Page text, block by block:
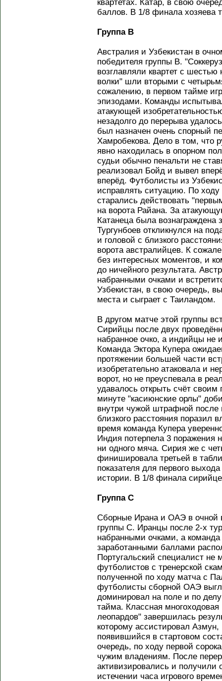
квартетах. Катар, в свою
баллов. В 1/8 финала хозяева
Группа B
Австралия и Узбекистан в
победителя группы B.
возглавляли квартет с
волки" шли вторыми с
сожалению, в первом тайме
эпизодами. Команды
атакующей
незадолго до перерыва
был назначен очень спорный
Хамробекова. Дело в том, что
явно находилась в опорном
судьи обычно пенальти не
реализовал Бойд и вывел
вперёд. Футболисты из
исправлять ситуацию. По
старались действовать
на ворота Райана. За
Катанеца была
Тургунбоев откликнулся на
и головой с близкого
ворота австралийцев. К
без интересных моментов, и
до ничейного результата.
набранными очками и
Узбекистан, в свою очередь,
места и сыграет с Таиландом.
В другом матче этой группы
Сирийцы после двух
набранное очко, а индийцы не
Команда Эктора Купера
протяжении большей части
изобретательно атаковала и
ворот, но не преуспевала в
удавалось открыть счёт своим
минуте "касиюнские орлы"
внутри чужой штрафной после
близкого расстояния поразил
время команда Купера
Индия потерпела 3 поражения
ни одного мяча. Сирия же с
финишировала третьей в
показателя для первого
истории. В 1/8 финала
Группа C
Сборные Ирана и ОАЭ в очной
группы C. Иранцы после 2-х
набранными очками, а
заработанными баллами
Португальский специалист не
футболистов с тренерской
полученной по ходу матча с
футболисты сборной ОАЭ
доминировал на поле и по
тайма. Классная
леопардов" завершилась
которому ассистировал
появившийся в стартовом
очередь, по ходу первой
чужим владениям. После
активизировались и получили
истечении часа игрового